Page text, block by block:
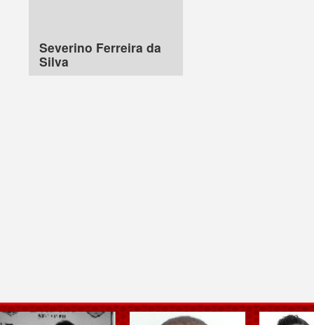
Severino Ferreira da
Silva